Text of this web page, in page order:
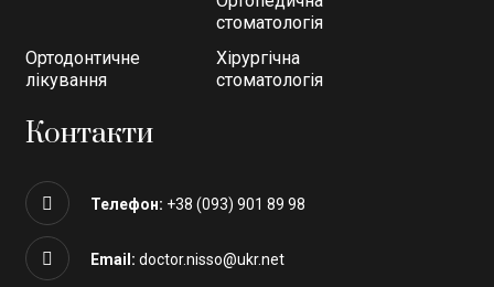
стоматологія
Ортодонтичне
лікування
Хірургічна
стоматологія
Контакти
Телефон: +38 (093) 901 89 98
Email:doctor.nisso@ukr.net